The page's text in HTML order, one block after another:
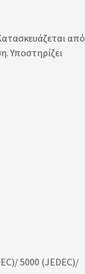
από
Υποστηρίζει
5000 (JEDEC)/